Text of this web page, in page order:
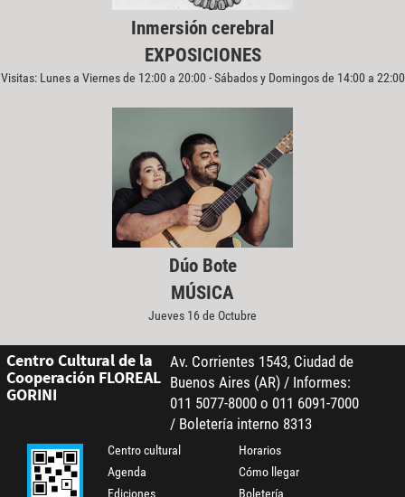
Inmersión cerebral
EXPOSICIONES
Visitas: Lunes a Viernes de 12:00 a 20:00 - Sábados y Domingos de 14:00 a 22:00
Dúo Bote
MÚSICA
Jueves 16 de Octubre
Centro Cultural de la
Cooperación FLOREAL
GORINI
Av. Corrientes 1543, Ciudad de
Buenos Aires (AR) / Informes:
011 5077-8000 o 011 6091-7000
/ Boletería interno 8313
Centro cultural
Agenda
Ediciones
Horarios
Cómo llegar
Boletería